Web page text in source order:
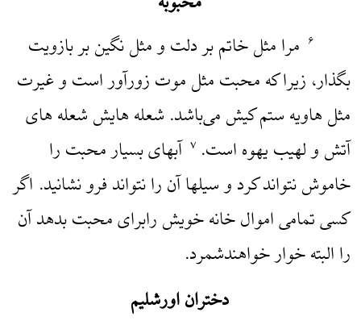
۶ مرا مثل خاتم بر دلت و مثل نگین بر بازویت
بگذار، زیرا که محبت مثل موت زورآور است و غیرت
مثل هاویه ستم کیش می‌باشد. شعله هایش شعله های
آتش و لهیب یهوه است. ۷ آبهای بسیار محبت را
خاموش نتواند کرد و سیلها آن را نتواند فرو نشانید. اگر
کسی تمامی اموال خانه خویش رابرای محبت بدهد آن
را البته خوار خواهندشمرد.
دختران اورشلیم